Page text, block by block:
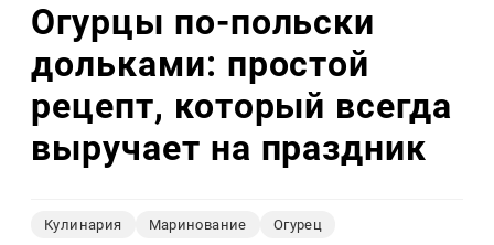
Огурцы по‑польски
дольками: простой
рецепт, который всегда
выручает на праздник
Кулинария Маринование Огурец